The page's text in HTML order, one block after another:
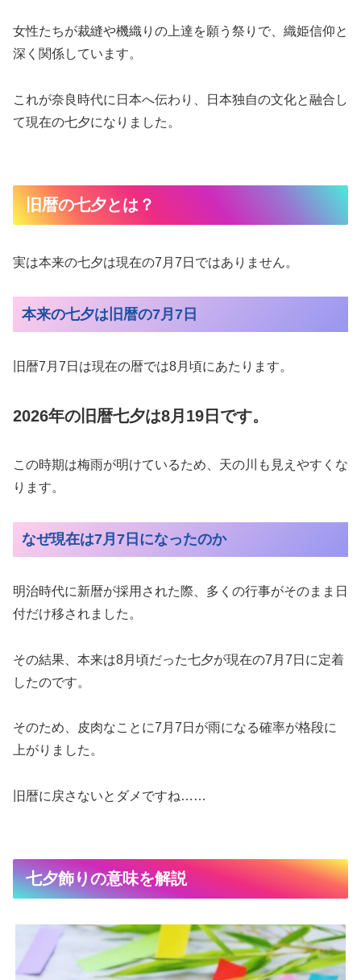
女性たちが裁縫や機織りの上達を願う祭りで、織姫信仰と
深く関係しています。
これが奈良時代に日本へ伝わり、日本独自の文化と融合し
て現在の七夕になりました。
旧暦の七夕とは？
実は本来の七夕は現在の7月7日ではありません。
本来の七夕は旧暦の7月7日
旧暦7月7日は現在の暦では8月頃にあたります。
2026年の旧暦七夕は8月19日です。
この時期は梅雨が明けているため、天の川も見えやすくな
ります。
なぜ現在は7月7日になったのか
明治時代に新暦が採用された際、多くの行事がそのまま日
付だけ移されました。
その結果、本来は8月頃だった七夕が現在の7月7日に定着
したのです。
そのため、皮肉なことに7月7日が雨になる確率が格段に
上がりました。
旧暦に戻さないとダメですね……
七夕飾りの意味を解説